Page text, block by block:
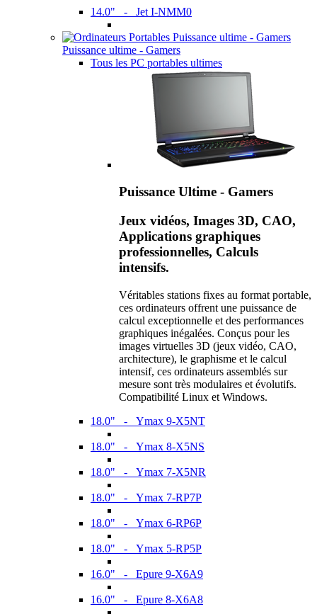
14.0" - Jet I-NMM0
Puissance ultime - Gamers
Tous les PC portables ultimes
Puissance Ultime - Gamers
Jeux vidéos, Images 3D, CAO,
Applications graphiques
professionnelles, Calculs
intensifs.
Véritables stations fixes au format portable,
ces ordinateurs offrent une puissance de
calcul exceptionnelle et des performances
graphiques inégalées. Conçus pour les
images virtuelles 3D (jeux vidéo, CAO,
architecture), le graphisme et le calcul
intensif, ces ordinateurs assemblés sur
mesure sont très modulaires et évolutifs.
Compatibilité Linux et Windows.
18.0" - Ymax 9-X5NT
18.0" - Ymax 8-X5NS
18.0" - Ymax 7-X5NR
18.0" - Ymax 7-RP7P
18.0" - Ymax 6-RP6P
18.0" - Ymax 5-RP5P
16.0" - Epure 9-X6A9
16.0" - Epure 8-X6A8